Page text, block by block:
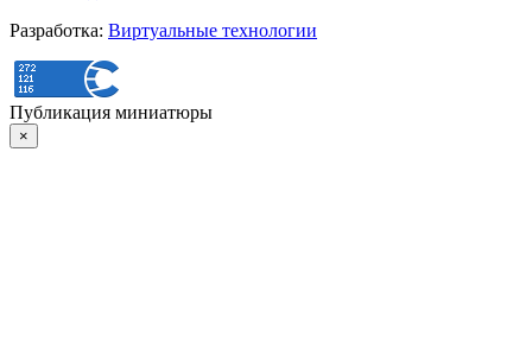
Разработка: Виртуальные технологии
Публикация миниатюры
×